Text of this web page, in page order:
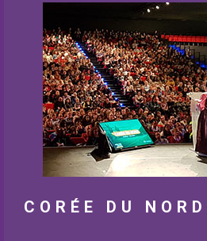
CORÉE DU NORD